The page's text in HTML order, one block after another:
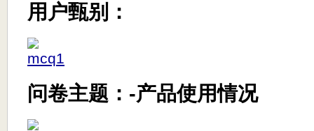
用户甄别：
问卷主题：-产品使用情况